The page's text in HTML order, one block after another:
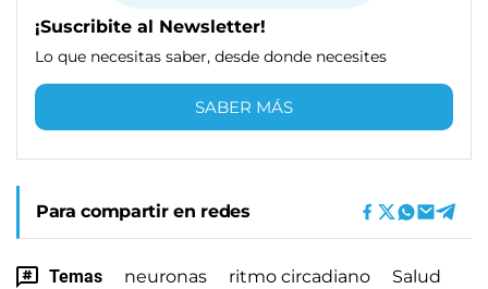
¡Suscribite al Newsletter!
Lo que necesitas saber, desde donde necesites
SABER MÁS
Para compartir en redes
Temas neuronas ritmo circadiano Salud